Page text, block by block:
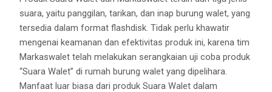
suara, yaitu panggilan, tarikan, dan inap burung walet, yang
tersedia dalam format flashdisk. Tidak perlu khawatir
mengenai keamanan dan efektivitas produk ini, karena tim
Markaswalet telah melakukan serangkaian uji coba produk
“Suara Walet” di rumah burung walet yang dipelihara.
Manfaat luar biasa dari produk Suara Walet dalam